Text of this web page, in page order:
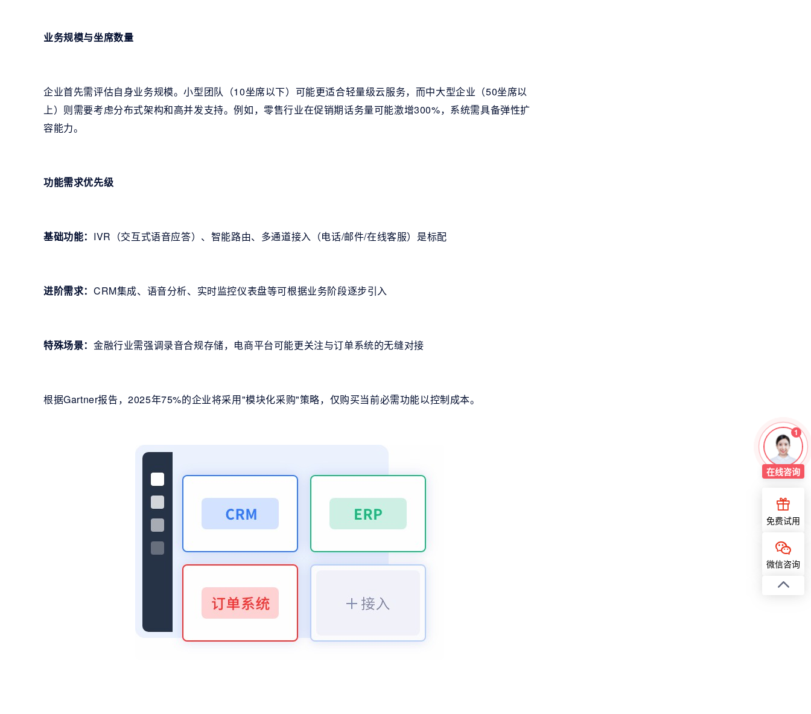
业务规模与坐席数量
企业首先需评估自身业务规模。小型团队（10坐席以下）可能更适合轻量级云服务，而中大型企业（50坐席以
上）则需要考虑分布式架构和高并发支持。例如，零售行业在促销期话务量可能激增300%，系统需具备弹性扩
容能力。
功能需求优先级
基础功能： IVR（交互式语音应答）、智能路由、多通道接入（电话/邮件/在线客服）是标配
进阶需求： CRM集成、语音分析、实时监控仪表盘等可根据业务阶段逐步引入
特殊场景： 金融行业需强调录音合规存储，电商平台可能更关注与订单系统的无缝对接
根据Gartner报告，2025年75%的企业将采用"模块化采购"策略，仅购买当前必需功能以控制成本。
1
在线咨询
免费试用
微信咨询